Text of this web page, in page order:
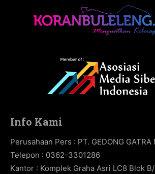
Info Kami
Perusahaan Pers : PT. GEDONG GATRA
Telepon : 0362-3301286
Kantor : Komplek Graha Asri LC8 Blok